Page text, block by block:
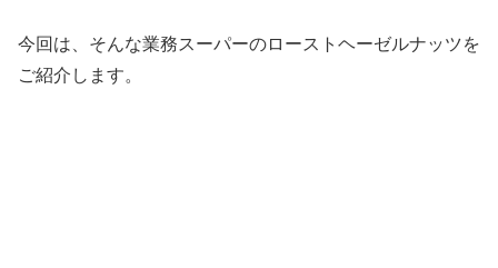
今回は、そんな業務スーパーのローストヘーゼルナッツを
ご紹介します。